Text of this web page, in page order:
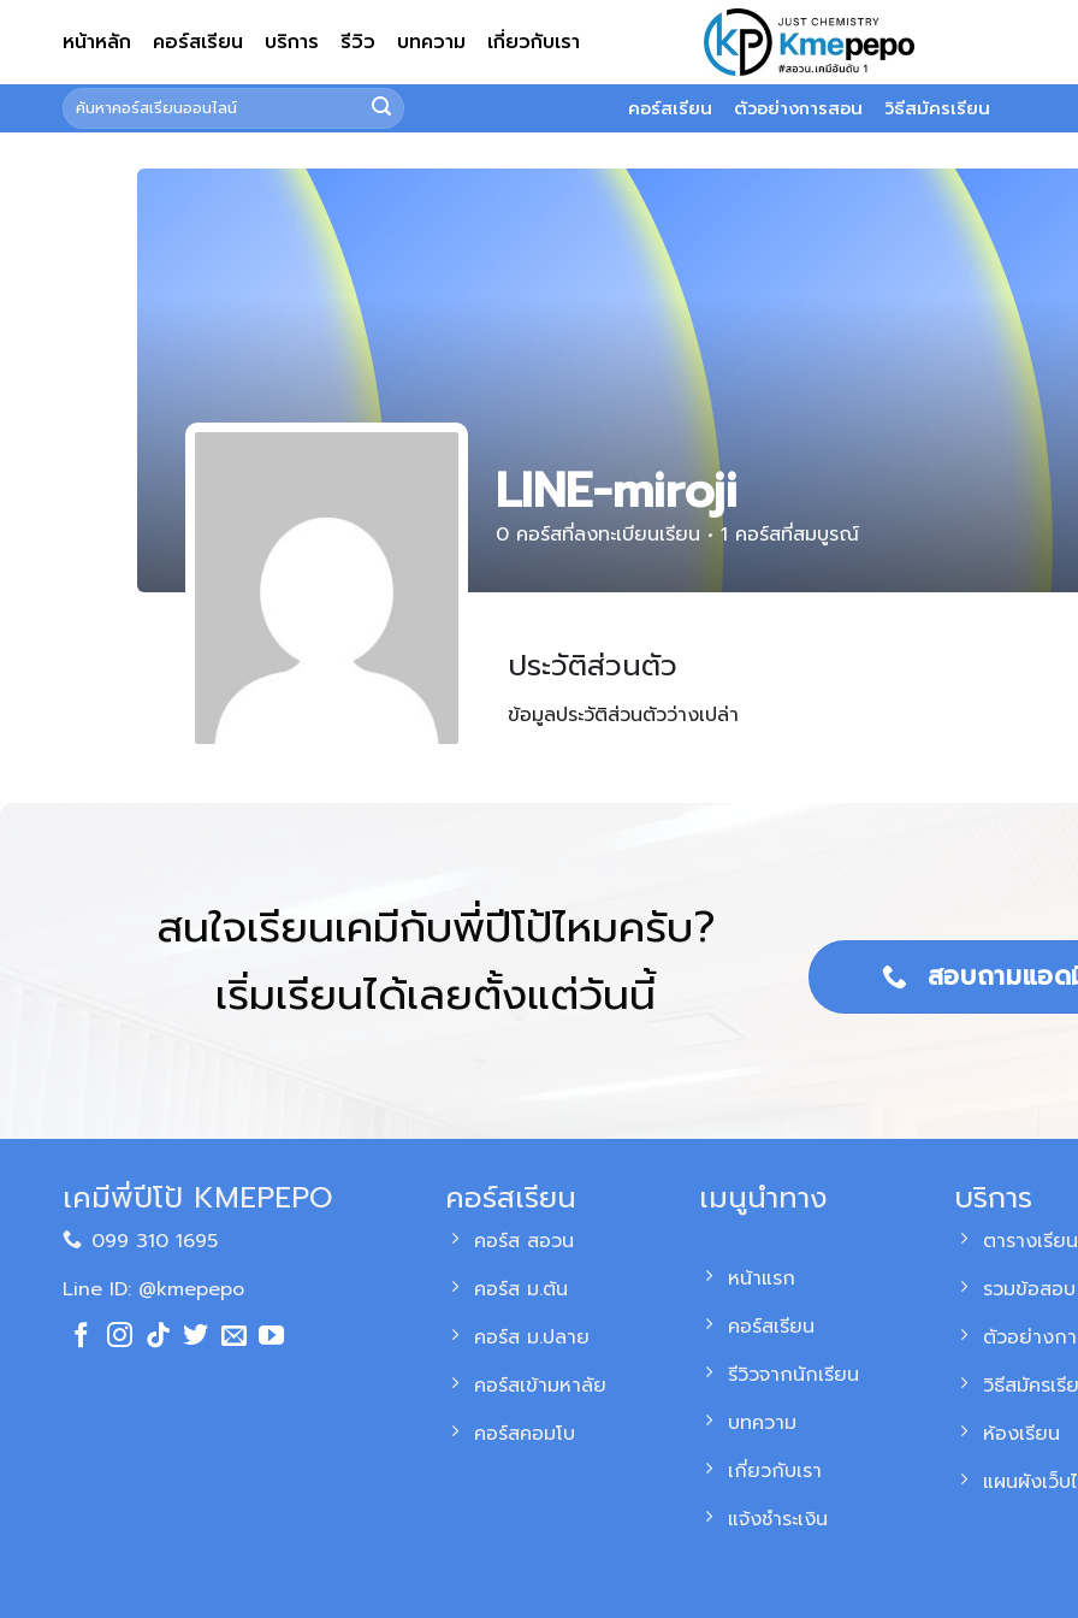
หน้าหลัก คอร์สเรียน บริการ รีวิว บทความ เกี่ยวกับเรา
ค้นหา: คอร์สเรียน ตัวอย่างการสอน วิธีสมัครเรียน
LINE-miroji
0 คอร์สที่ลงทะเบียนเรียน • 1 คอร์สที่สมบูรณ์
ประวัติส่วนตัว
ข้อมูลประวัติส่วนตัวว่างเปล่า
สนใจเรียนเคมีกับพี่ปีโป้ไหมครับ?
เริ่มเรียนได้เลยตั้งแต่วันนี้
สอบถามแอ
เคมีพี่ปีโป้ KMEPEPO
099 310 1695
Line ID: @kmepepo
คอร์สเรียน
คอร์ส สอวน
คอร์ส ม.ต้น
คอร์ส ม.ปลาย
คอร์สเข้ามหาลัย
คอร์สคอมโบ
เมนูนำทาง
หน้าแรก
คอร์สเรียน
รีวิวจากนักเรียน
บทความ
เกี่ยวกับเรา
แจ้งชำระเงิน
บริการ
ตารางเรียน
รวมข้อสอ
ตัวอย่างก
วิธีสมัครเรี
ห้องเรียน
แผนผังเว็บ